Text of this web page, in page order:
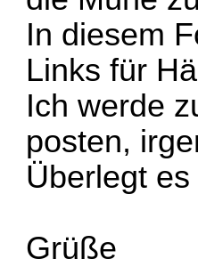
In diesem
Links für
Ich werde
posten,
Überlegt
Grüße